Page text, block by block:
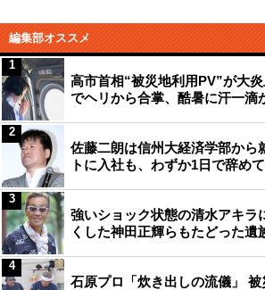
編集部オススメ
高市首相“被災地利用PV”が大
でヘリから合掌、酷暑に汗一滴
1
佐藤二朗は信州大経済学部から
トに入社も、わずか1日で辞め
2
強いショック状態の清水アキ
くした神田正輝らもたどった遺
3
石原プロ「炊き出しの流儀」
4